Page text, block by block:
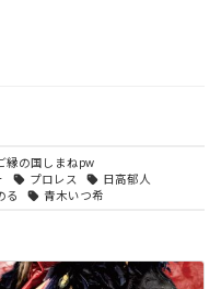
縁の国しまねpw
プロレス
日高郁人
る 青木いつ希